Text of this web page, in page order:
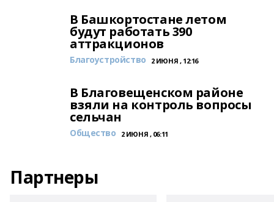
В Башкортостане летом
будут работать 390
аттракционов
Благоустройство 2 ИЮНЯ , 12:16
В Благовещенском районе
взяли на контроль вопросы
сельчан
Общество 2 ИЮНЯ , 06:11
Партнеры